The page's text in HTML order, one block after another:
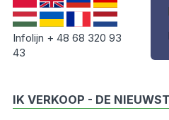
Infolijn + 48 68 320 93
43
IK VERKOOP - DE